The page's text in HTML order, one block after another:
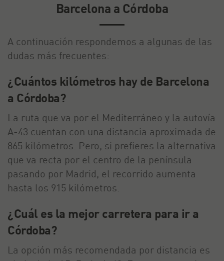
Barcelona a Córdoba
A continuación respondemos a algunas de las
dudas más frecuentes:
¿Cuántos kilómetros hay de Barcelona
a Córdoba?
La ruta que va por el Mediterráneo y la autovía
A-43 cuentan con una distancia aproximada de
865 kilómetros. Pero, si prefieres la alternativa
que va recta por el centro de la península
pasando por Madrid, el recorrido aumenta
hasta los 915 kilómetros.
¿Cuál es la mejor carretera para ir a
Córdoba?
La opción más recomendada por distancia es